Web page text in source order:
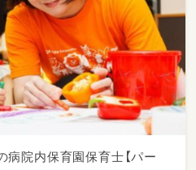
院内保育園保育士【パー